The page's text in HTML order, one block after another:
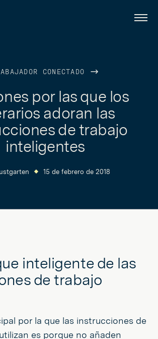
Menú
CONECTADO
por las que los
adoran las
de trabajo
inteligentes
15 de febrero de 2018
inteligente de las
de trabajo
por la que las instrucciones de
es porque no añaden